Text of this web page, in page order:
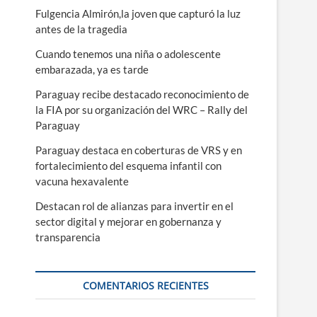
ú
Fulgencia Almirón,la joven que capturó la luz
antes de la tragedia
Cuando tenemos una niña o adolescente
embarazada, ya es tarde
Paraguay recibe destacado reconocimiento de
la FIA por su organización del WRC – Rally del
Paraguay
Paraguay destaca en coberturas de VRS y en
fortalecimiento del esquema infantil con
vacuna hexavalente
Destacan rol de alianzas para invertir en el
sector digital y mejorar en gobernanza y
transparencia
COMENTARIOS RECIENTES